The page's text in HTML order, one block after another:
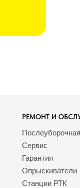
РЕМОНТ И
Сервис
Гарантия
Опрыскиватели
Станции РТК